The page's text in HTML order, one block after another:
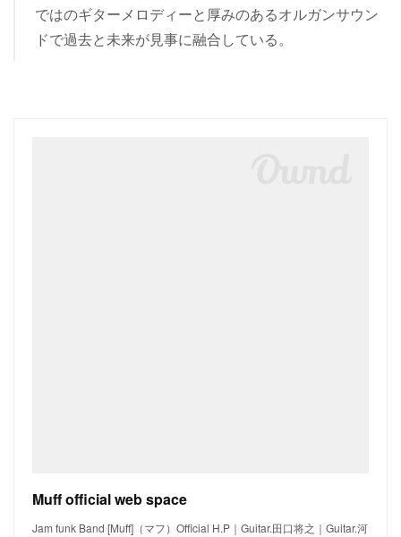
ではのギターメロディーと厚みのあるオルガンサウン
ドで過去と未来が見事に融合している。
Muff official web space
Jam funk Band [Muff]（マフ）Official H.P｜Guitar.田口将之｜Guitar.河